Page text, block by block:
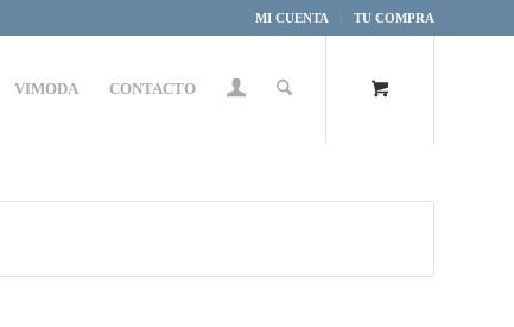
MI CUENTA TU COMPRA
VIMODA CONTACTO